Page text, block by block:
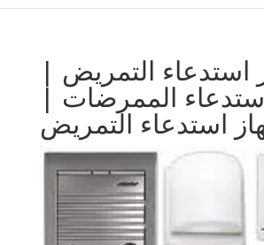
استدعاء التمريض |
الممرضات |
استدعاء التمريض